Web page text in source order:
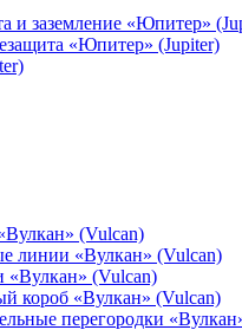
и заземление «Юпитер»
«Юпитер» (Jupiter)
(Vulcan)
линии «Вулкан» (Vulcan)
«Вулкан» (Vulcan)
короб «Вулкан» (Vulcan)
перегородки